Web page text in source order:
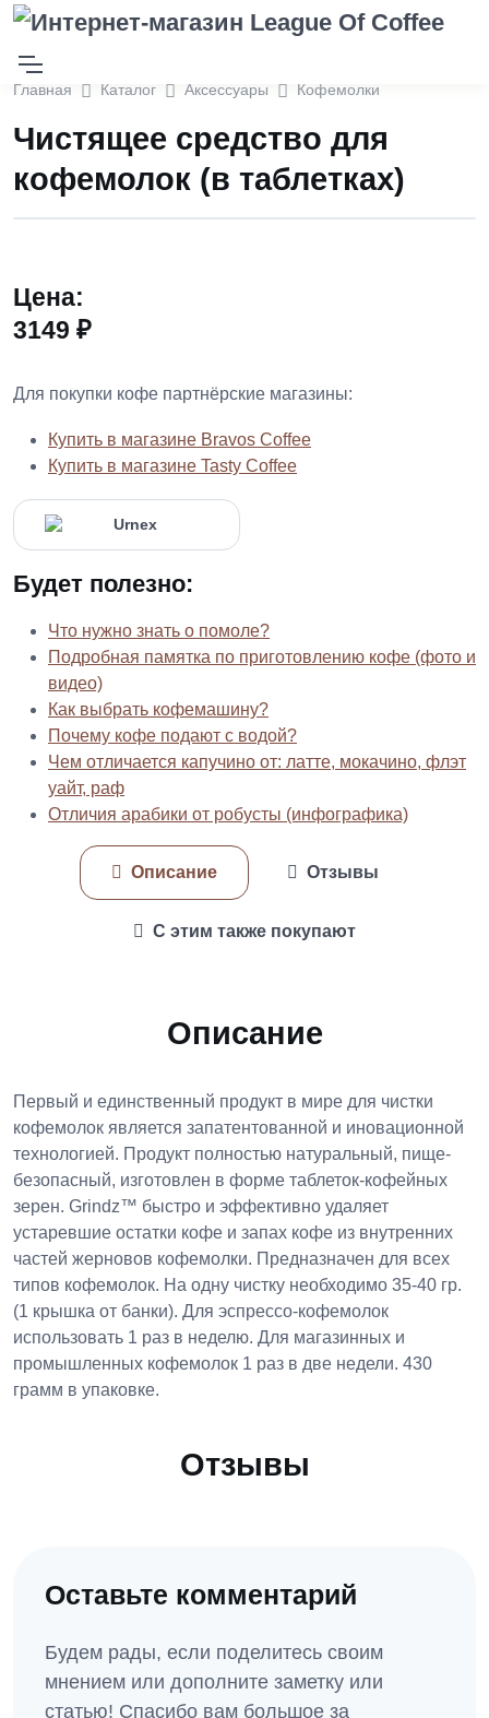
Главная Каталог Аксессуары Кофемолки
Чистящее средство для
кофемолок (в таблетках)
Цена:
3149 ₽
Для покупки кофе партнёрские магазины:
Купить в магазине Bravos Coffee
Купить в магазине Tasty Coffee
Будет полезно:
Что нужно знать о помоле?
Подробная памятка по приготовлению кофе (фото и
видео)
Как выбрать кофемашину?
Почему кофе подают с водой?
Чем отличается капучино от: латте, мокачино, флэт
уайт, раф
Отличия арабики от робусты (инфографика)
Описание Отзывы
С этим также покупают
Описание
Первый и единственный продукт в мире для чистки
кофемолок является запатентованной и иновационной
технологией. Продукт полностью натуральный, пище-
безопасный, изготовлен в форме таблеток-кофейных
зерен. Grindz™ быстро и эффективно удаляет
устаревшие остатки кофе и запах кофе из внутренних
частей жерновов кофемолки. Предназначен для всех
типов кофемолок. На одну чистку необходимо 35-40 гр.
(1 крышка от банки). Для эспрессо-кофемолок
использовать 1 раз в неделю. Для магазинных и
промышленных кофемолок 1 раз в две недели. 430
грамм в упаковке.
Отзывы
Оставьте комментарий
Будем рады, если поделитесь своим
мнением или дополните заметку или
статью! Спасибо вам большое за